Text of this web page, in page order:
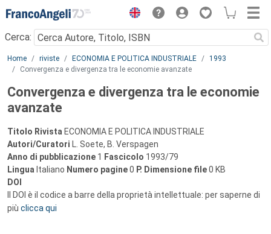
Menu
Cerca:
Main content
Home riviste ECONOMIA E POLITICA INDUSTRIALE
1993
Convergenza e divergenza tra le economie avanzate
Convergenza e divergenza tra le economie
avanzate
Titolo Rivista ECONOMIA E POLITICA INDUSTRIALE
Autori/Curatori L. Soete, B. Verspagen
Anno di pubblicazione 1 Fascicolo 1993/79
Lingua Italiano Numero pagine0 P. Dimensione file0 KB
DOI
Il DOI è il codice a barre della proprietà intellettuale: per saperne di
più clicca qui